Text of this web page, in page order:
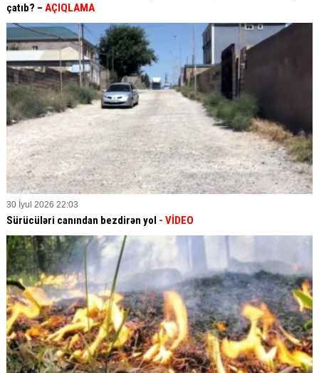
çatıb? – AÇIQLAMA
30 İyul 2026 22:03
Sürücüləri canından bezdirən yol - VİDEO